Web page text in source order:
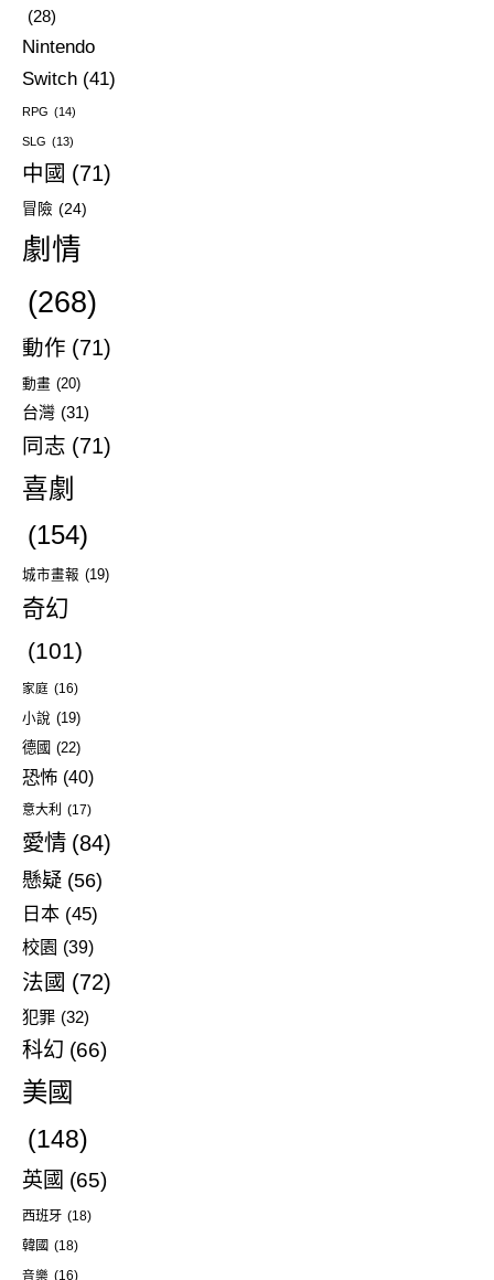
(28)
Nintendo
Switch (41)
RPG (14)
SLG (13)
中國 (71)
冒險 (24)
劇情
(268)
動作 (71)
動畫 (20)
台灣 (31)
同志 (71)
喜劇
(154)
城市畫報 (19)
奇幻
(101)
家庭 (16)
小說 (19)
德國 (22)
恐怖 (40)
意大利 (17)
愛情 (84)
懸疑 (56)
日本 (45)
校園 (39)
法國 (72)
犯罪 (32)
科幻 (66)
美國
(148)
英國 (65)
西班牙 (18)
韓國 (18)
音樂 (16)